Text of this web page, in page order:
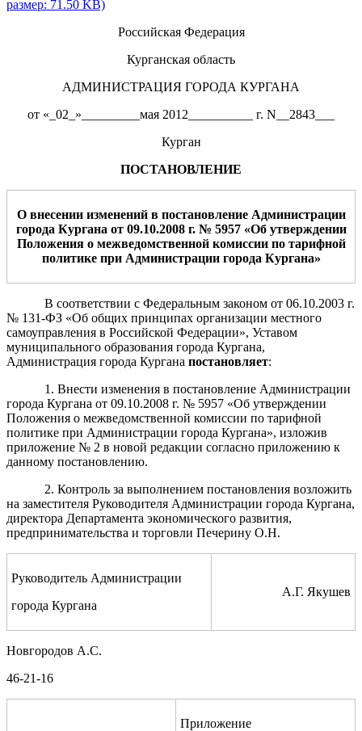
размер: 71.50 KB)
Российская Федерация
Курганская область
АДМИНИСТРАЦИЯ ГОРОДА КУРГАНА
от «_02_»_________мая 2012__________ г. N__2843___
Курган
ПОСТАНОВЛЕНИЕ
О внесении изменений в постановление Администрации
города Кургана от 09.10.2008 г.№ 5957 «Об утверждении
Положения о межведомственной комиссии по тарифной
политике при Администрации города Кургана»
В соответствии с Федеральным законом от 06.10.2003 г.
№ 131-ФЗ «Об общих принципах организации местного
самоуправления в Российской Федерации», Уставом
муниципального образования города Кургана,
Администрация города Кургана постановляет:
1. Внести изменения в постановление Администрации
города Кургана от 09.10.2008 г. № 5957 «Об утверждении
Положения о межведомственной комиссии по тарифной
политике при Администрации города Кургана», изложив
приложение № 2 в новой редакции согласно приложению к
данному постановлению.
2. Контроль за выполнением постановления возложить
на заместителя Руководителя Администрации города Кургана,
директора Департамента экономического развития,
предпринимательства и торговли Печерину О.Н.
Руководитель Администрации
города Кургана
А.Г. Якушев
Новгородов А.С.
46-21-16
Приложение